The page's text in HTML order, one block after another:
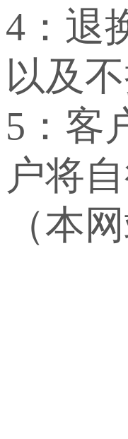
4：退
以及
5：客
户将
（本